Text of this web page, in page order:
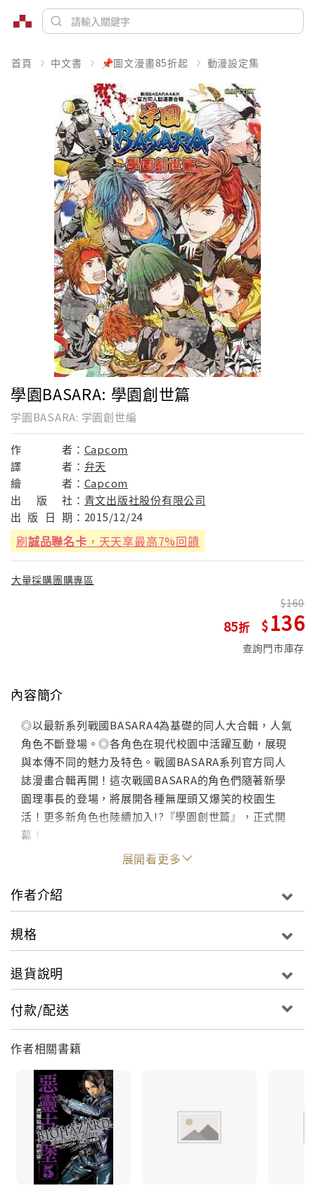
首頁 中文書 📌圖文漫畫85折起 動漫設定集
學園BASARA: 學園創世篇
学園BASARA: 学園創世編
作 者： Capcom
譯
者： 弁天
繪
者： Capcom
出
版 社： 青文出版社股份有限公司
出 版 日 期： 2015/12/24
刷誠品聯名卡 ，天天享最高7%回饋
大量採購團購專區
85
160
136
查詢門市庫存
內容簡介
◎以最新系列戰國BASARA4為基礎的同人大合輯，人氣
角色不斷登場。◎各角色在現代校園中活躍互動，展現
與本傳不同的魅力及特色。戰國BASARA系列官方同人
誌漫畫合輯再開！這次戰國BASARA的角色們隨著新學
園理事長的登場，將展開各種無厘頭又爆笑的校園生
活！更多新角色也陸續加入!?『學園創世篇』，正式開
幕！
展開看更多
作者介紹
規格
退貨說明
付款/配送
作者相關書籍